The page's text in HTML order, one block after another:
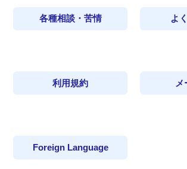
各種相談・苦情 よ
利用規約 メ
Foreign Language